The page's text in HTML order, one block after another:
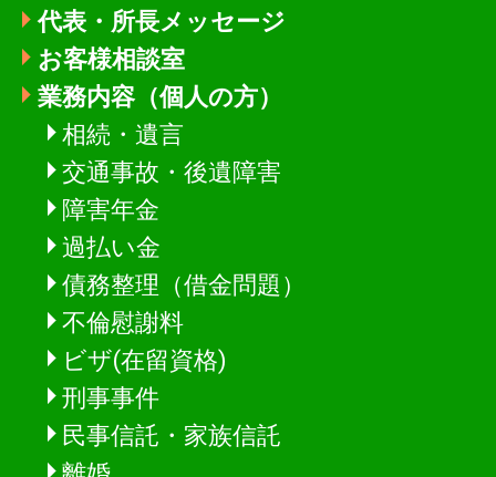
代表・所長メッセージ
お客様相談室
業務内容（個人の方）
相続・遺言
交通事故・後遺障害
障害年金
過払い金
債務整理（借金問題）
不倫慰謝料
ビザ(在留資格)
刑事事件
民事信託・家族信託